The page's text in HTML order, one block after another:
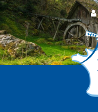
Aller
au
contenu